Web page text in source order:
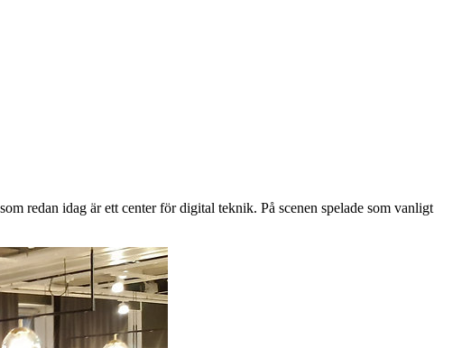
redan idag är ett center för digital teknik. På scenen spelade som vanligt